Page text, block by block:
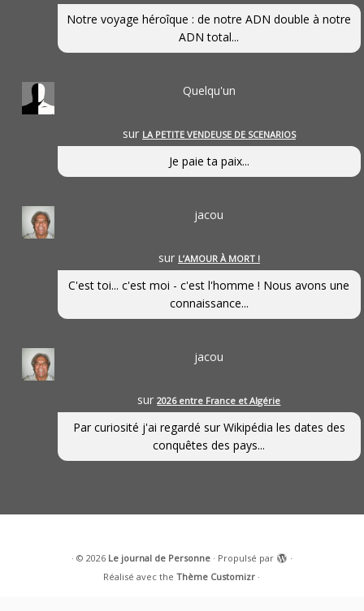
Notre voyage héroîque : de notre ADN double à notre
ADN total...
Quelqu'un
sur LA PETITE VENDEUSE DE SCENARIOS
Je paie ta paix...
jacou
sur L’AMOUR À MORT !
C'est toi... c'est moi - c'est l'homme ! Nous avons une
connaissance...
jacou
sur2026 entre France et Algérie
Par curiosité j'ai regardé sur Wikipédia les dates des
conquêtes des pays...
· © 2026 Le journal de Personne· Propulsé par
·
Réalisé avec theThème Customizr ·